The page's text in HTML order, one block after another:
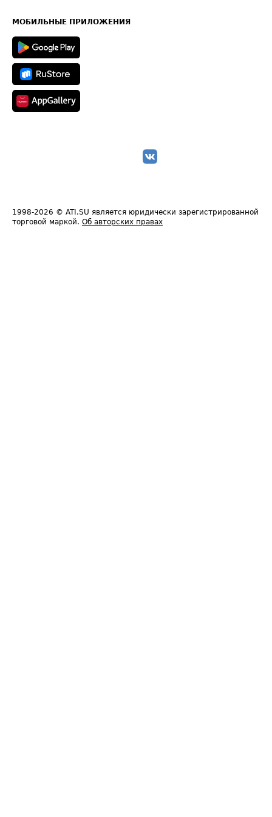
Техническая информация
МОБИЛЬНЫЕ ПРИЛОЖЕНИЯ
1998-2026 © ATI.SU является юридически зарегистрированной
торговой маркой. Об авторских правах